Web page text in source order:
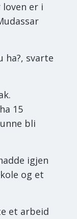
loven er i
ha?, svarte
15
bli
igjen
og et
et arbeid